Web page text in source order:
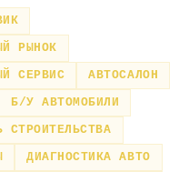
РЫНОК
СЕРВИС
АВТОСАЛОН
Б/У АВТОМОБИЛИ
СТРОИТЕЛЬСТВА
ДИАГНОСТИКА АВТО